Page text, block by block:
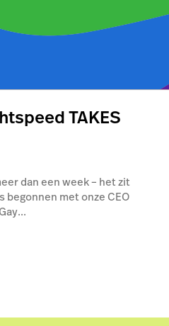
TAKES
dan een week – het zit
begonnen met onze CEO